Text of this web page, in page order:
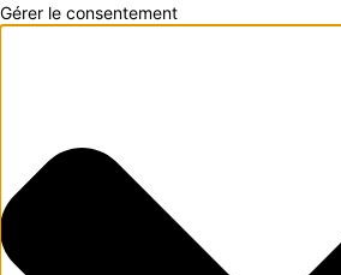
Gérer le consentement